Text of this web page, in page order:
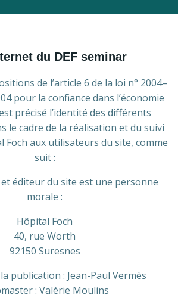
du DEF seminar
de l’article 6 de la loi n° 2004–
pour la confiance dans l’économie
précisé l’identité des différents
le cadre de la réalisation et du suivi
Foch aux utilisateurs du site, comme
suit :
éditeur du site est une personne
morale :
Hôpital Foch
40, rue Worth
92150 Suresnes
publication : Jean-Paul Vermès
: Valérie Moulins